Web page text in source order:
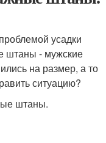
усадки
штаны - мужские
на размер, а то
ситуацию?